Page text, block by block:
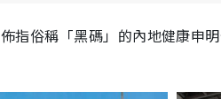
指俗稱「黑碼」的內地健康申